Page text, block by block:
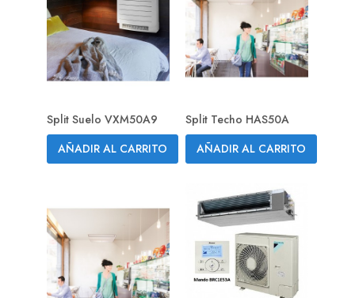
Split Suelo VXM50A9
AÑADIR AL CARRITO
Split Techo HAS50A
AÑADIR AL CARRITO